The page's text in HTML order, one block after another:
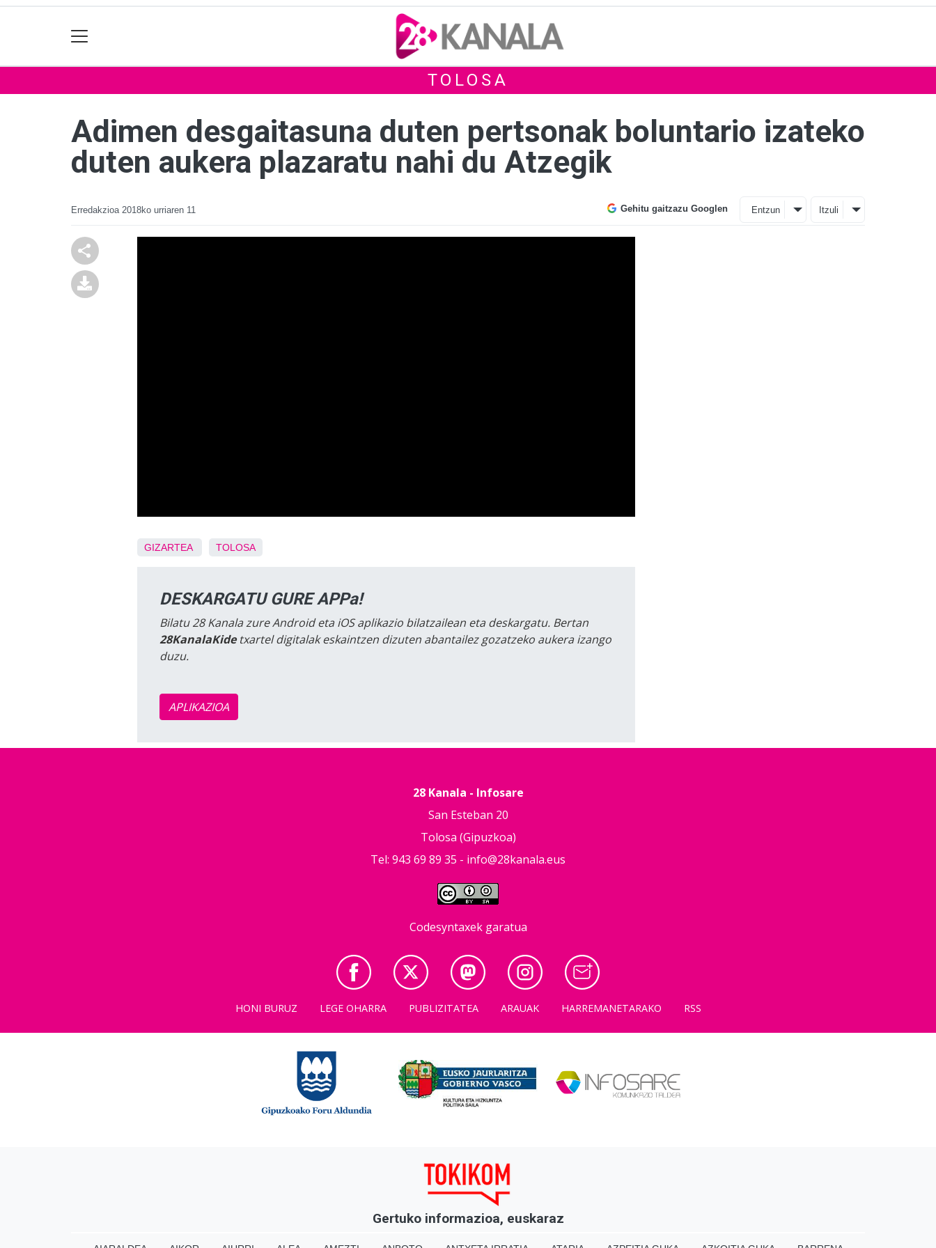
TOLOSA
Adimen desgaitasuna duten pertsonak boluntario izateko
duten aukera plazaratu nahi du Atzegik
Erredakzioa 2018ko urriaren 11 Gehitu gaitzazu Googlen Entzun Itzuli
GIZARTEA TOLOSA
DESKARGATU GURE APPa!
Bilatu 28 Kanala zure Android eta iOS aplikazio bilatzailean eta deskargatu. Bertan
28KanalaKidetxartel digitalak eskaintzen dizuten abantailez gozatzeko aukera izango
duzu.
APLIKAZIOA
28 Kanala - Infosare
San Esteban 20
Tolosa (Gipuzkoa)
Tel: 943 69 89 35 - info@28kanala.eus
Codesyntaxek garatua
HONI BURUZ LEGE OHARRA PUBLIZITATEA ARAUAK HARREMANETARAKO RSS
Gertuko informazioa, euskaraz